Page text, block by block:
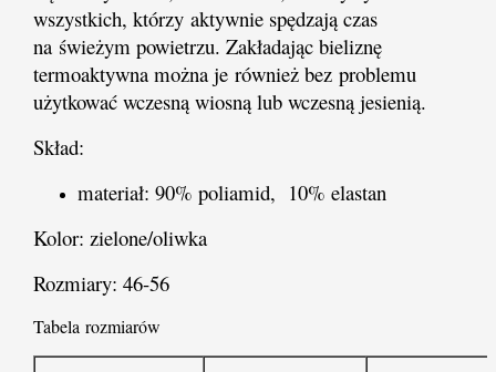
wszystkich, którzy aktywnie spędzają czas
na świeżym powietrzu. Zakładając bieliznę
termoaktywna można je również bez problemu
użytkować wczesną wiosną lub wczesną jesienią.
Skład:
materiał: 90% poliamid, 10% elastan
Kolor: zielone/oliwka
Rozmiary: 46-56
Tabela rozmiarów